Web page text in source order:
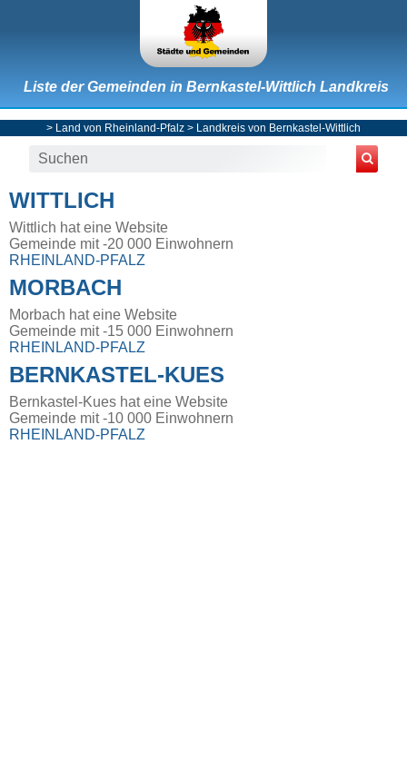
Liste der Gemeinden in Bernkastel-Wittlich Landkreis
> Land von Rheinland-Pfalz > Landkreis von Bernkastel-Wittlich
WITTLICH
Wittlich hat eine Website
Gemeinde mit -20 000 Einwohnern
RHEINLAND-PFALZ
MORBACH
Morbach hat eine Website
Gemeinde mit -15 000 Einwohnern
RHEINLAND-PFALZ
BERNKASTEL-KUES
Bernkastel-Kues hat eine Website
Gemeinde mit -10 000 Einwohnern
RHEINLAND-PFALZ